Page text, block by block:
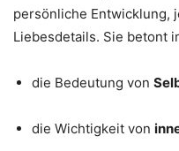
persönliche Entwicklung,
Liebesdetails. Sie betont
die Bedeutung von
die Wichtigkeit von